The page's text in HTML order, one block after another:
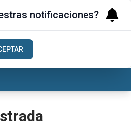
notificaciones?